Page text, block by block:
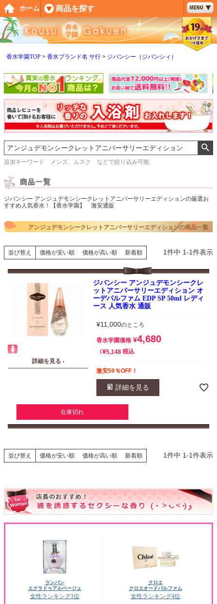
香水学園TOP 香水ブランド名 サ行 ジバンシー（ジバンシィ）
追加キーワード メンズ、ムスク などで絞り込み可能
ジバンシー アンジュデモンシークレットアニバーサリーエディションの厳選お
すすめ人気香水！【香水学園】 激安通販
アンジュデモンシークレットアニバーサリーエディションの商品一覧
並び替え 価格が安い順 価格が高い順 新着順 1件中 1-1件表示
詳細を見る ›
ジバンシー アンジュデモンシークレ
ットアニバーサリーエディション オ
ーデパルファム EDP SP 50ml レディ
ース 人気香水 通販
¥11,000のところ
香水学園価格 ¥4,680
¥5,148 税込
激安59％OFF！
詳細を見る
在庫切れ
並び替え 価格が安い順 価格が高い順 新着順 1件中 1-1件表示
ランバン
エクラドゥアルページュ
女性ランキング1位
クロエ
クロエオードパルファム
女性ランキング4位
ペー
ジト
ップ
へ
ホーム 商品を探す